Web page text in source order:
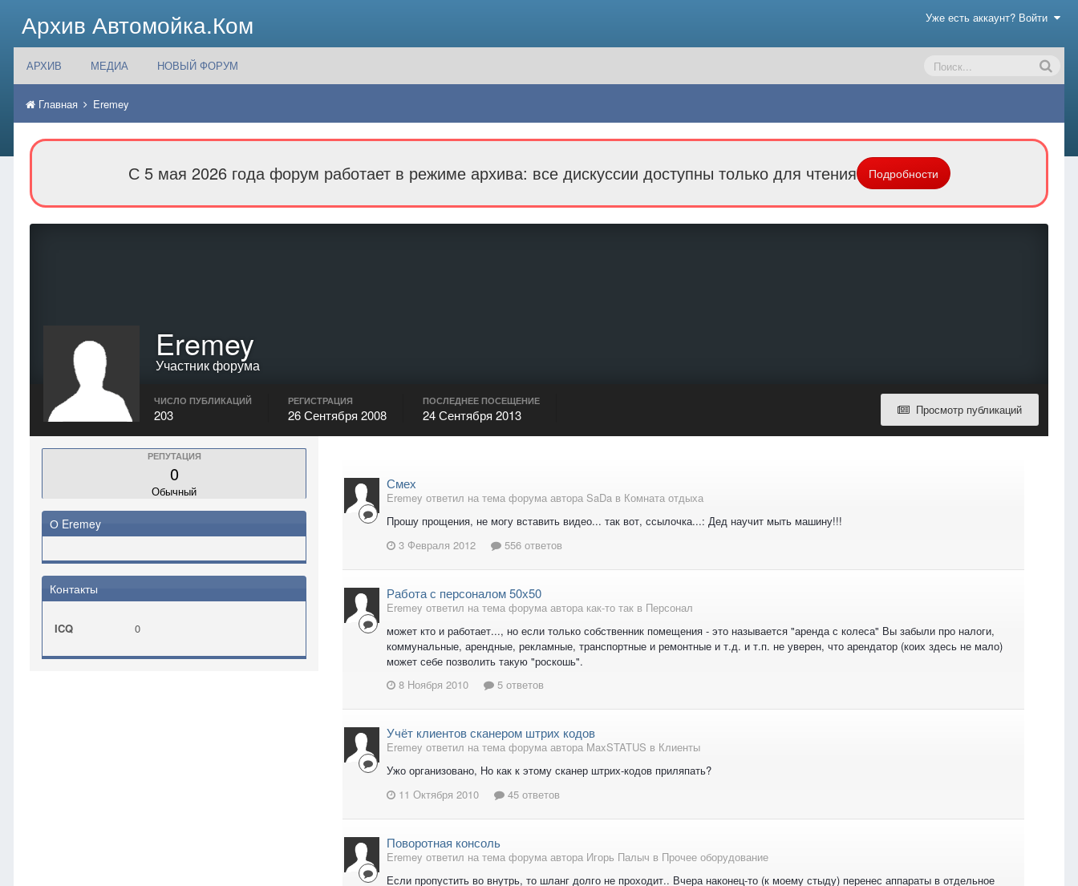
Архив Автомойка.Ком Уже есть аккаунт? Войти
АРХИВ МЕДИА НОВЫЙ ФОРУМ
Главная Eremey
С 5 мая 2026 года форум работает в режиме архива: все дискуссии доступны только для чтения Подробности
Eremey
Участник форума
Просмотр публикаций
ЧИСЛО ПУБЛИКАЦИЙ
203
РЕГИСТРАЦИЯ
26 Сентября 2008
ПОСЛЕДНЕЕ ПОСЕЩЕНИЕ
24 Сентября 2013
РЕПУТАЦИЯ
0
Обычный
О Eremey
Контакты
ICQ 0
Смех
Eremey ответил на тема форума автора SaDa в Комната отдыха
Прошу прощения, не могу вставить видео... так вот, ссылочка...: Дед научит мыть машину!!!
3 Февраля 2012
556 ответов
Работа с персоналом 50х50
Eremey ответил на тема форума автора как-то так в Персонал
может кто и работает..., но если только собственник помещения - это называется "аренда с колеса" Вы забыли про налоги,
коммунальные, арендные, рекламные, транспортные и ремонтные и т.д. и т.п. не уверен, что арендатор (коих здесь не мало)
может себе позволить такую "роскошь".
8 Ноября 2010
5 ответов
Учёт клиентов сканером штрих кодов
Eremey ответил на тема форума автора MaxSTATUS в Клиенты
Ужо организовано, Но как к этому сканер штрих-кодов приляпать?
11 Октября 2010
45 ответов
Поворотная консоль
Eremey ответил на тема форума автора Игорь Палыч в Прочее оборудование
Если пропустить во внутрь, то шланг долго не проходит.. Вчера наконец-то (к моему стыду) перенес аппараты в отдельное